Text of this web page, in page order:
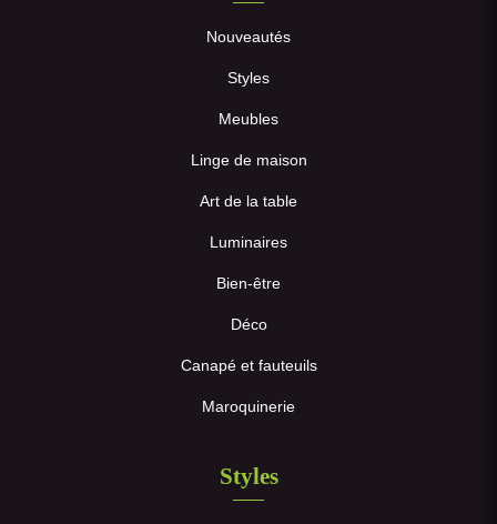
Nouveautés
Styles
Meubles
Linge de maison
Art de la table
Luminaires
Bien-être
Déco
Canapé et fauteuils
Maroquinerie
Styles